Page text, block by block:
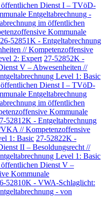
Dienst I – TVöD-
Entgeltabrechnung -
im öffentlichen
Kommunale
26-52851K - Entgeltabrechnung
// Kompetenzoffensive
2: Expert 27-52852K -
V – Abwesenheiten //
Level 1: Basic
Dienst I – TVöD-
Entgeltabrechnung
im öffentlichen
Kommunale
52812K - Entgeltabrechnung
// Kompetenzoffensive
1: Basic 27-52822K -
II – Besoldungsrecht //
Level 1: Basic
Dienst V –
Kommunale
52810K - VWA-Schlaglicht:
- von